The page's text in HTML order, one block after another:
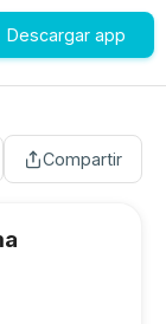
Descargar app
Compartir